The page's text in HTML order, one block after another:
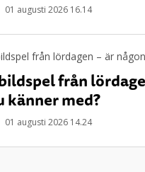
01 augusti 2026 16.14
från
känner med?
01 augusti 2026 14.24